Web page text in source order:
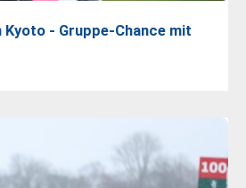
Kyoto - Gruppe-Chance mit